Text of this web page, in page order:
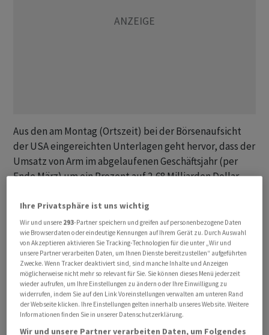
Aus den am Montag (Ortszeit) bei der Börsenaufsicht
der USA eingereichten Unterlagen geht hervor, dass der
Umsatz von Arm im abgelaufenen Geschäftsjahr (per
Ende März) um ein Prozent auf 2,68 Milliarden Dollar
wie dem iPhone von Apple zurückgegangen ist. Im
Startquartal 2023/24 (Ende Juni) lag das Minus bei 2,5
Prozent, der Umsatz bei 675 Millionen Dollar. Experten
sehen das leichte Umsatzminus angesichts des
schwachen Smartphone-Marktes aber als positives
Zeichen: Denn das deute darauf hin, dass Arm mehr Geld
pro Chip bekomme. Mehr als die Hälfte der
Lizenzeinnahmen von Arm stammen aus dem
Smartphone- und Unterhaltungselektronik-Geschäft.
Ihre Privatsphäre ist uns wichtig
Wir und unsere 293-Partner speichern und greifen auf personenbezogene Daten
wie Browserdaten oder eindeutige Kennungen auf Ihrem Gerät zu. Durch Auswahl
von Akzeptieren aktivieren Sie Tracking-Technologien für die unter „Wir und
unsere Partner verarbeiten Daten, um Ihnen Dienste bereitzustellen“ aufgeführten
Zwecke. Wenn Tracker deaktiviert sind, sind manche Inhalte und Anzeigen
möglicherweise nicht mehr so relevant für Sie. Sie können dieses Menü jederzeit
wieder aufrufen, um Ihre Einstellungen zu ändern oder Ihre Einwilligung zu
widerrufen, indem Sie auf den Link Voreinstellungen verwalten am unteren Rand
der Webseite klicken. Ihre Einstellungen gelten innerhalb unseres Website. Weitere
Informationen finden Sie in unserer Datenschutzerklärung.
Wir und unsere Partner verarbeiten Daten, um Folgendes